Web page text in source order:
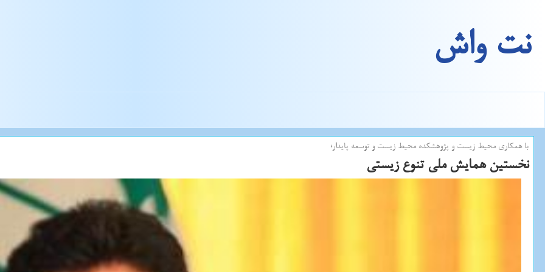
نت واش
با همكاری محیط زیست و پژوهشكده محیط زیست و توسعه پایدار؛
نخستین همایش ملی تنوع زیستی